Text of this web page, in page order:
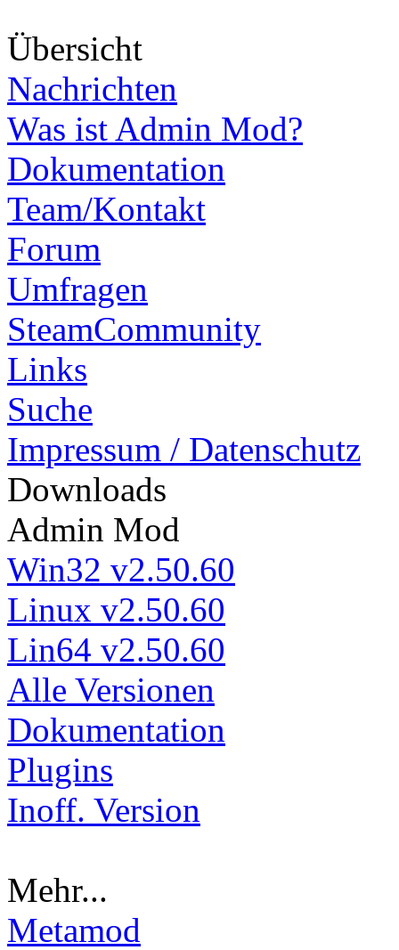
Übersicht
Nachrichten
Was ist Admin Mod?
Dokumentation
Team/Kontakt
Forum
Umfragen
SteamCommunity
Links
Suche
Impressum / Datenschutz
Downloads
Admin Mod
Win32 v2.50.60
Linux v2.50.60
Lin64 v2.50.60
Alle Versionen
Dokumentation
Plugins
Inoff. Version
Mehr...
Metamod